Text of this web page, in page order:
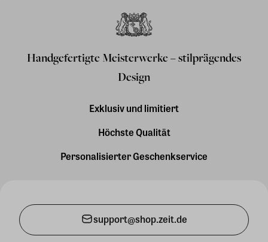
Handgefertigte Meisterwerke – stilprägendes
Design
Exklusiv und limitiert
Höchste Qualität
Personalisierter Geschenkservice
support@shop.zeit.de